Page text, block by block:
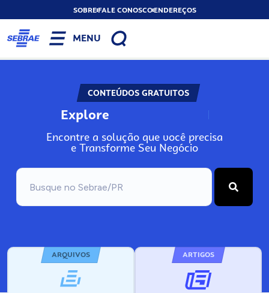
SOBREFALE CONOSCOENDEREÇOS
MENU
CONTEÚDOS GRATUITOS
Explore N
Encontre a solução que você precisa
e Transforme Seu Negócio
ARQUIVOS ARTIGOS